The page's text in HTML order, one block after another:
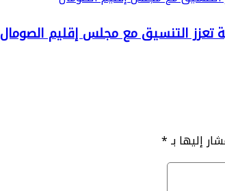
تعزز التنسيق مع مجلس إقليم الصومال
إليها بـ*